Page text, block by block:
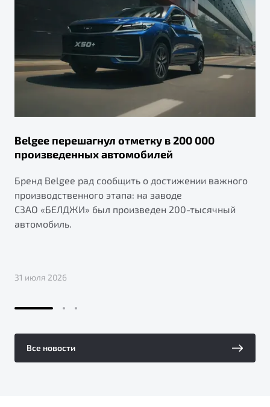
Belgee перешагнул отметку в 200 000
произведенных автомобилей
Бренд Belgee рад сообщить о достижении важного
производственного этапа: на заводе
СЗАО «БЕЛДЖИ» был произведен 200-тысячный
автомобиль.
31 июля 2026
Все новости